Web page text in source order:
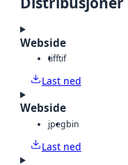
Webside
tifftif
Last ned
Webside
jpegbin
Last ned